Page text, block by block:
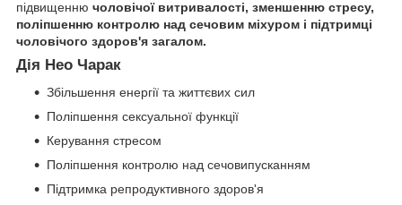
підвищенню чоловічої витривалості, зменшенню стресу,
поліпшенню контролю над сечовим міхуром і підтримці
чоловічого здоров'я загалом.
Дія Нео Чарак
Збільшення енергії та життєвих сил
Поліпшення сексуальної функції
Керування стресом
Поліпшення контролю над сечовипусканням
Підтримка репродуктивного здоров'я